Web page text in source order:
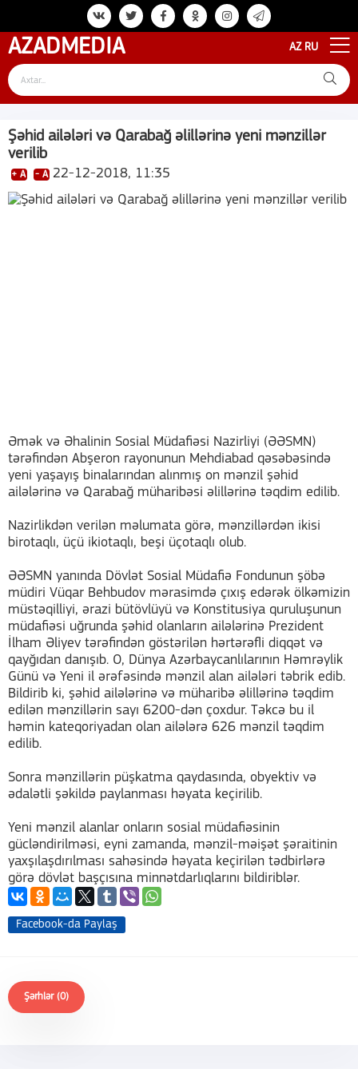
AZADMEDIA AZ RU
Şəhid ailələri və Qarabağ əlillərinə yeni mənzillər
verilib
+ A - A 22-12-2018, 11:35
Əmək və Əhalinin Sosial Müdafiəsi Nazirliyi (ƏƏSMN)
tərəfindən Abşeron rayonunun Mehdiabad qəsəbəsində
yeni yaşayış binalarından alınmış on mənzil şəhid
ailələrinə və Qarabağ müharibəsi əlillərinə təqdim edilib.
Nazirlikdən verilən məlumata görə, mənzillərdən ikisi
birotaqlı, üçü ikiotaqlı, beşi üçotaqlı olub.
ƏƏSMN yanında Dövlət Sosial Müdafiə Fondunun şöbə
müdiri Vüqar Behbudov mərasimdə çıxış edərək ölkəmizin
müstəqilliyi, ərazi bütövlüyü və Konstitusiya quruluşunun
müdafiəsi uğrunda şəhid olanların ailələrinə Prezident
İlham Əliyev tərəfindən göstərilən hərtərəfli diqqət və
qayğıdan danışıb. O, Dünya Azərbaycanlılarının Həmrəylik
Günü və Yeni il ərəfəsində mənzil alan ailələri təbrik edib.
Bildirib ki, şəhid ailələrinə və müharibə əlillərinə təqdim
edilən mənzillərin sayı 6200-dən çoxdur. Təkcə bu il
həmin kateqoriyadan olan ailələrə 626 mənzil təqdim
edilib.
Sonra mənzillərin püşkatma qaydasında, obyektiv və
ədalətli şəkildə paylanması həyata keçirilib.
Yeni mənzil alanlar onların sosial müdafiəsinin
gücləndirilməsi, eyni zamanda, mənzil-məişət şəraitinin
yaxşılaşdırılması sahəsində həyata keçirilən tədbirlərə
görə dövlət başçısına minnətdarlıqlarını bildiriblər.
Facebook-da Paylaş
Şərhlər (0)